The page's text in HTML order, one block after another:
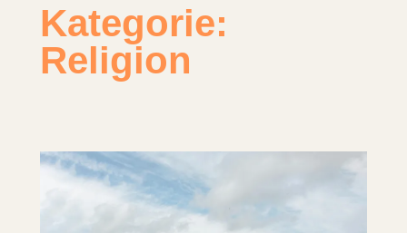
Kategorie:
Religion